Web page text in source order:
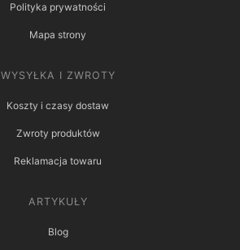
Polityka prywatności
Mapa strony
WYSYŁKA I ZWROTY
Koszty i czasy dostaw
Zwroty produktów
Reklamacja towaru
ARTYKUŁY
Blog